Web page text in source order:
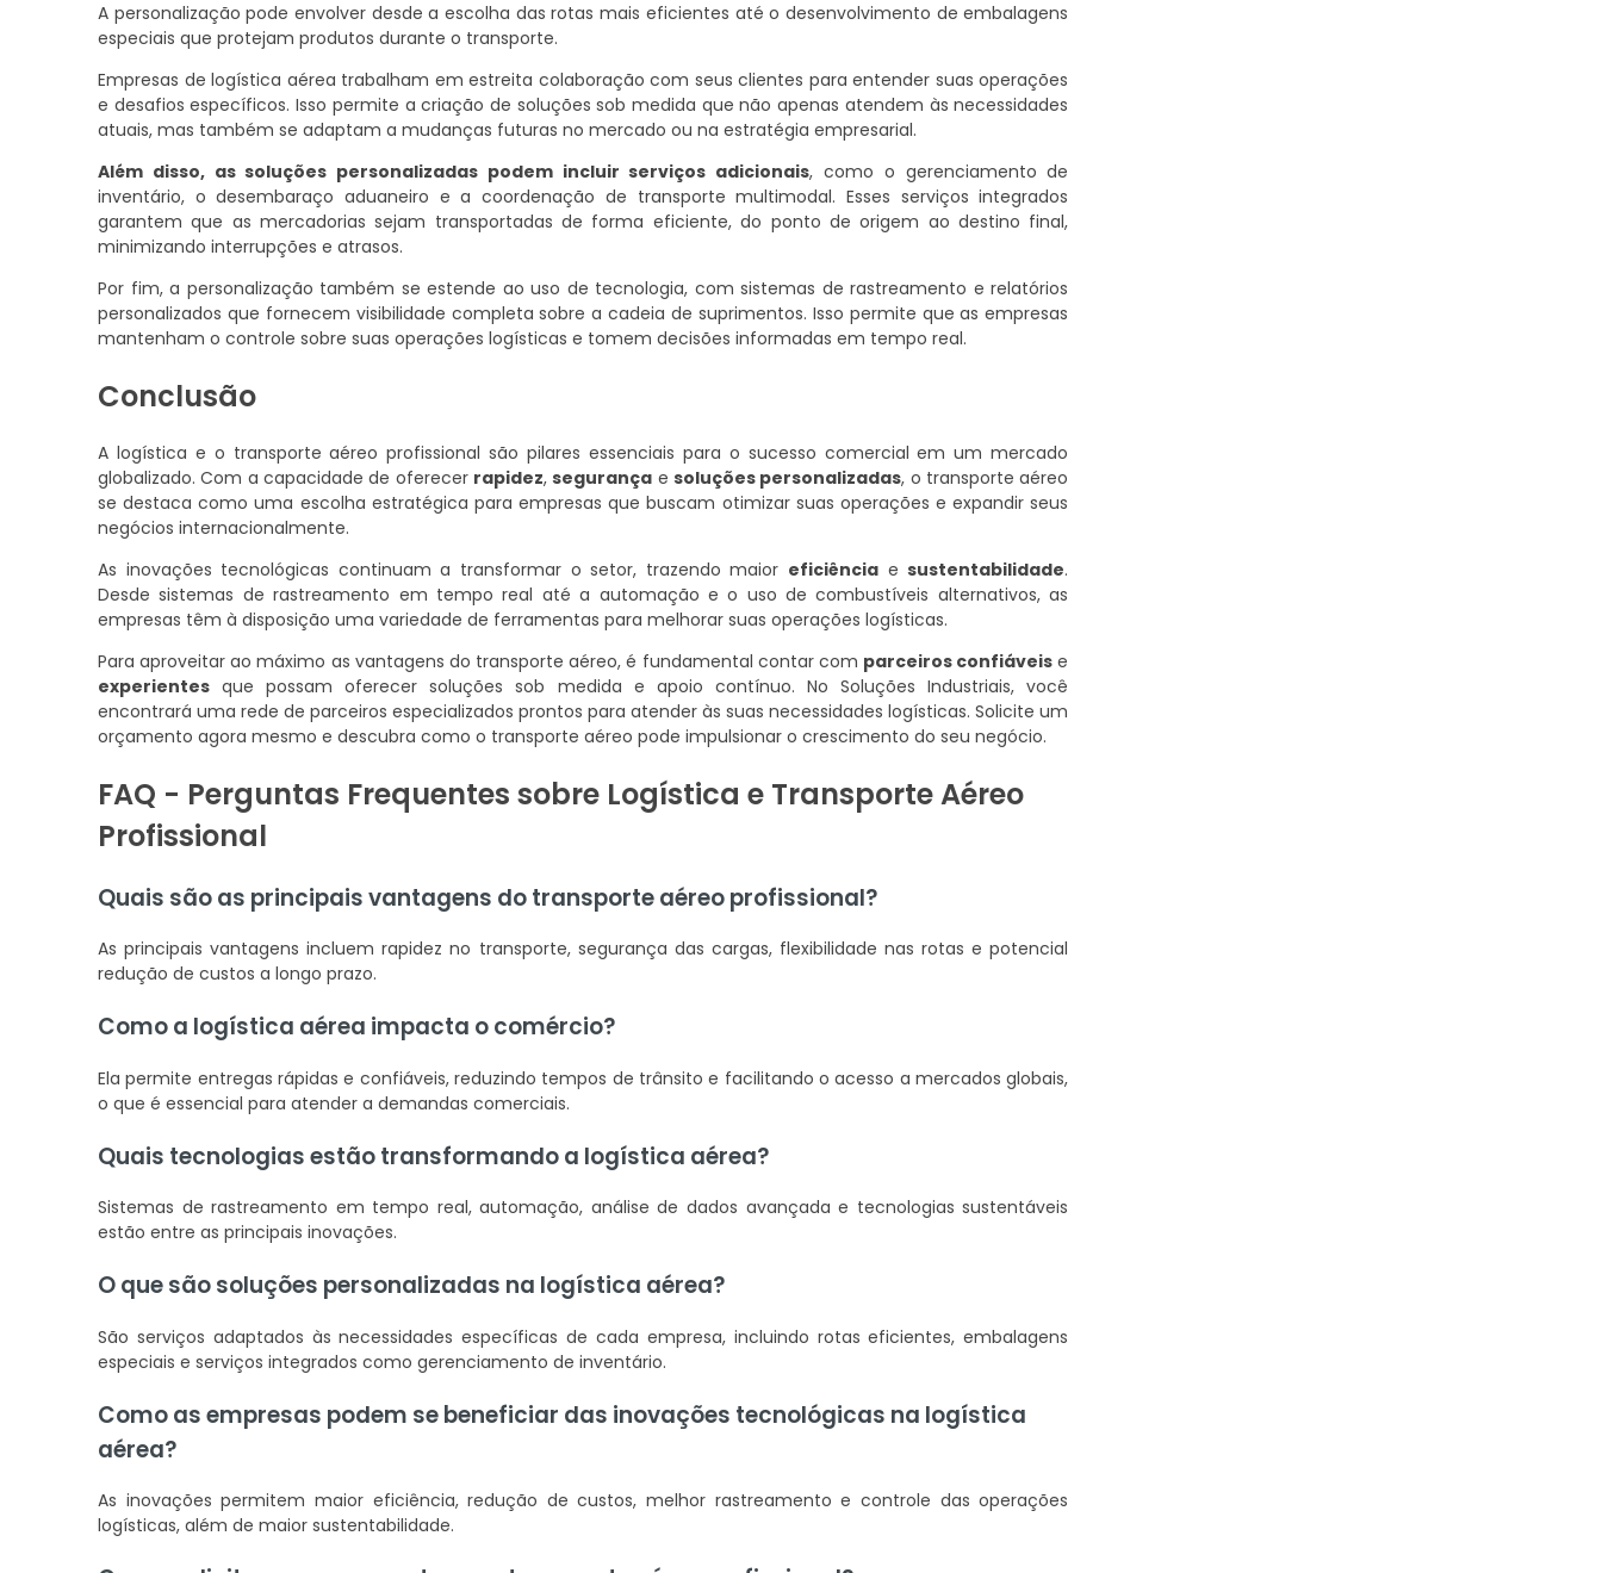
A personalização pode envolver desde a escolha das rotas mais eficientes até o desenvolvimento de embalagens
especiais que protejam produtos durante o transporte.
Empresas de logística aérea trabalham em estreita colaboração com seus clientes para entender suas operações
e desafios específicos. Isso permite a criação de soluções sob medida que não apenas atendem às necessidades
atuais, mas também se adaptam a mudanças futuras no mercado ou na estratégia empresarial.
Além disso, as soluções personalizadas podem incluir serviços adicionais, como o gerenciamento de
inventário, o desembaraço aduaneiro e a coordenação de transporte multimodal. Esses serviços integrados
garantem que as mercadorias sejam transportadas de forma eficiente, do ponto de origem ao destino final,
minimizando interrupções e atrasos.
Por fim, a personalização também se estende ao uso de tecnologia, com sistemas de rastreamento e relatórios
personalizados que fornecem visibilidade completa sobre a cadeia de suprimentos. Isso permite que as empresas
mantenham o controle sobre suas operações logísticas e tomem decisões informadas em tempo real.
Conclusão
A logística e o transporte aéreo profissional são pilares essenciais para o sucesso comercial em um mercado
globalizado. Com a capacidade de oferecer rapidez,segurança e soluções personalizadas, o transporte aéreo
se destaca como uma escolha estratégica para empresas que buscam otimizar suas operações e expandir seus
negócios internacionalmente.
As inovações tecnológicas continuam a transformar o setor, trazendo maior eficiência esustentabilidade.
Desde sistemas de rastreamento em tempo real até a automação e o uso de combustíveis alternativos, as
empresas têm à disposição uma variedade de ferramentas para melhorar suas operações logísticas.
Para aproveitar ao máximo as vantagens do transporte aéreo, é fundamental contar com parceiros confiáveis e
experientes que possam oferecer soluções sob medida e apoio contínuo. No Soluções Industriais, você
encontrará uma rede de parceiros especializados prontos para atender às suas necessidades logísticas. Solicite um
orçamento agora mesmo e descubra como o transporte aéreo pode impulsionar o crescimento do seu negócio.
FAQ - Perguntas Frequentes sobre Logística e Transporte Aéreo
Profissional
Quais são as principais vantagens do transporte aéreo profissional?
As principais vantagens incluem rapidez no transporte, segurança das cargas, flexibilidade nas rotas e potencial
redução de custos a longo prazo.
Como a logística aérea impacta o comércio?
Ela permite entregas rápidas e confiáveis, reduzindo tempos de trânsito e facilitando o acesso a mercados globais,
o que é essencial para atender a demandas comerciais.
Quais tecnologias estão transformando a logística aérea?
Sistemas de rastreamento em tempo real, automação, análise de dados avançada e tecnologias sustentáveis
estão entre as principais inovações.
O que são soluções personalizadas na logística aérea?
São serviços adaptados às necessidades específicas de cada empresa, incluindo rotas eficientes, embalagens
especiais e serviços integrados como gerenciamento de inventário.
Como as empresas podem se beneficiar das inovações tecnológicas na logística
aérea?
As inovações permitem maior eficiência, redução de custos, melhor rastreamento e controle das operações
logísticas, além de maior sustentabilidade.